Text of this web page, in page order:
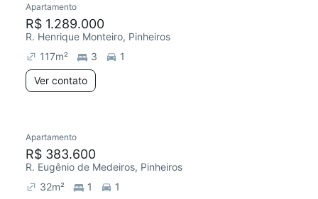
Apartamento
R$ 1.289.000
R. Henrique Monteiro, Pinheiros
117m² 3
1
Ver contato
Apartamento
R$ 383.600
R. Eugênio de Medeiros, Pinheiros
32m² 1
1